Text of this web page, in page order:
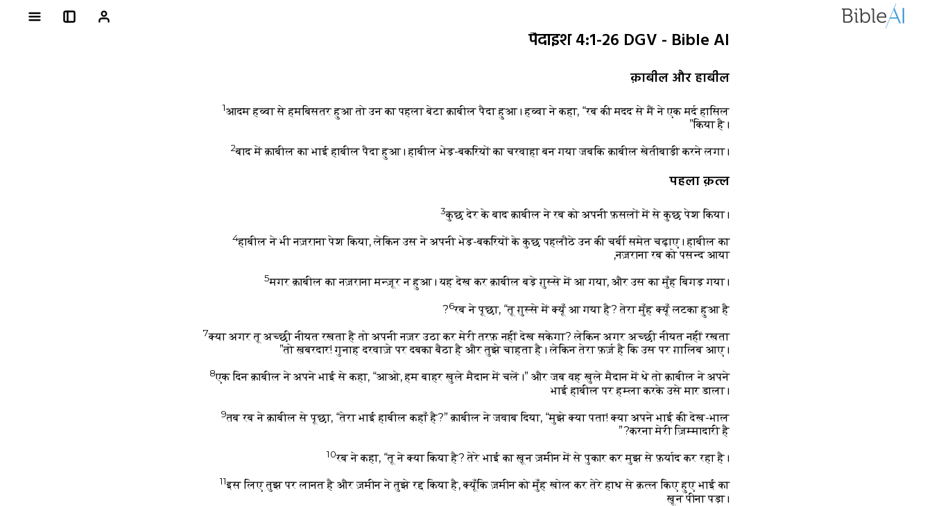
पैदाइश 4:1-26 DGV - Bible AI
क़ाबील और हाबील
1आदम हव्वा से हमबिसतर हुआ तो उन का पहला बेटा क़ाबील पैदा हुआ। हव्वा ने कहा, “रब की मदद से मैं ने एक मर्द हासिल
किया है।”
2बाद में क़ाबील का भाई हाबील पैदा हुआ। हाबील भेड़-बकरियों का चरवाहा बन गया जबकि क़ाबील खेतीबाड़ी करने लगा।
पहला क़त्ल
3कुछ देर के बाद क़ाबील ने रब को अपनी फ़सलों में से कुछ पेश किया।
4हाबील ने भी नज़राना पेश किया, लेकिन उस ने अपनी भेड़-बकरियों के कुछ पहलौठे उन की चर्बी समेत चढ़ाए। हाबील का
नज़राना रब को पसन्द आया,
5मगर क़ाबील का नज़राना मन्ज़ूर न हुआ। यह देख कर क़ाबील बड़े ग़ुस्से में आ गया, और उस का मुँह बिगड़ गया।
6रब ने पूछा, “तू ग़ुस्से में क्यूँ आ गया है? तेरा मुँह क्यूँ लटका हुआ है?
7क्या अगर तू अच्छी नीयत रखता है तो अपनी नज़र उठा कर मेरी तरफ़ नहीं देख सकेगा? लेकिन अगर अच्छी नीयत नहीं रखता
तो ख़बरदार! गुनाह दरवाज़े पर दबका बैठा है और तुझे चाहता है। लेकिन तेरा फ़र्ज़ है कि उस पर ग़ालिब आए।”
8एक दिन क़ाबील ने अपने भाई से कहा, “आओ, हम बाहर खुले मैदान में चलें।” और जब वह खुले मैदान में थे तो क़ाबील ने अपने
भाई हाबील पर हम्ला करके उसे मार डाला।
9तब रब ने क़ाबील से पूछा, “तेरा भाई हाबील कहाँ है?” क़ाबील ने जवाब दिया, “मुझे क्या पता! क्या अपने भाई की देख-भाल
करना मेरी ज़िम्मादारी है?”
10रब ने कहा, “तू ने क्या किया है? तेरे भाई का ख़ून ज़मीन में से पुकार कर मुझ से फ़र्याद कर रहा है।
11इस लिए तुझ पर लानत है और ज़मीन ने तुझे रद्द किया है, क्यूँकि ज़मीन को मुँह खोल कर तेरे हाथ से क़त्ल किए हुए भाई का
ख़ून पीना पड़ा।